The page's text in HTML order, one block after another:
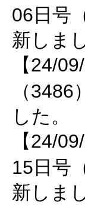
06日号
新しま
【24/
（
した。
【24/
15日号
新しま